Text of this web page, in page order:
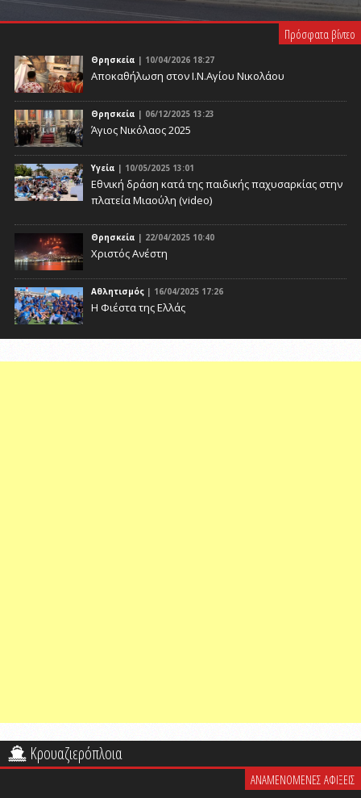
PLAY VIDEO
Πρόσφατα βίντεο
Θρησκεία | 10/04/2026 18:27
Αποκαθήλωση στον Ι.Ν.Αγίου Νικολάου
Θρησκεία | 06/12/2025 13:23
Άγιος Νικόλαος 2025
Υγεία | 10/05/2025 13:01
Eθνική δράση κατά της παιδικής παχυσαρκίας στην
πλατεία Μιαούλη (video)
Θρησκεία | 22/04/2025 10:40
Χριστός Ανέστη
Αθλητισμός | 16/04/2025 17:26
Η Φιέστα της Ελλάς
Κρουαζιερόπλοια
ΑΝΑΜΕΝΟΜΕΝΕΣ ΑΦΙΞΕΙΣ